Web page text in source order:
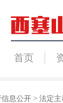
首页
息公开> 法定主